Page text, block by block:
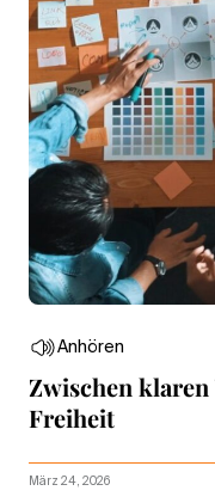
Anhören
Zwischen
Freiheit
März 24, 2026